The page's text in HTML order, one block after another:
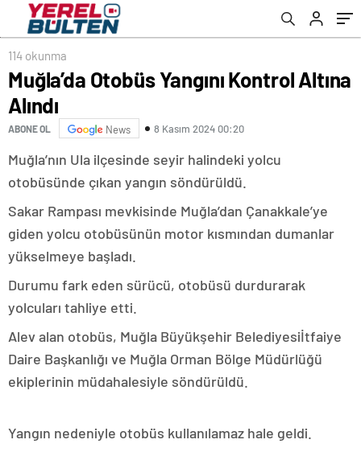
114 okunma
Muğla’da Otobüs Yangını Kontrol Altına
Alındı
ABONE OL News 8 Kasım 2024 00:20
Muğla’nın Ula ilçesinde seyir halindeki yolcu
otobüsünde çıkan yangın söndürüldü.
Sakar Rampası mevkisinde Muğla’dan Çanakkale’ye
giden yolcu otobüsünün motor kısmından dumanlar
yükselmeye başladı.
Durumu fark eden sürücü, otobüsü durdurarak
yolcuları tahliye etti.
Alev alan otobüs, Muğla Büyükşehir Belediyesiİtfaiye
Daire Başkanlığı ve Muğla Orman Bölge Müdürlüğü
ekiplerinin müdahalesiyle söndürüldü.
Yangın nedeniyle otobüs kullanılamaz hale geldi.